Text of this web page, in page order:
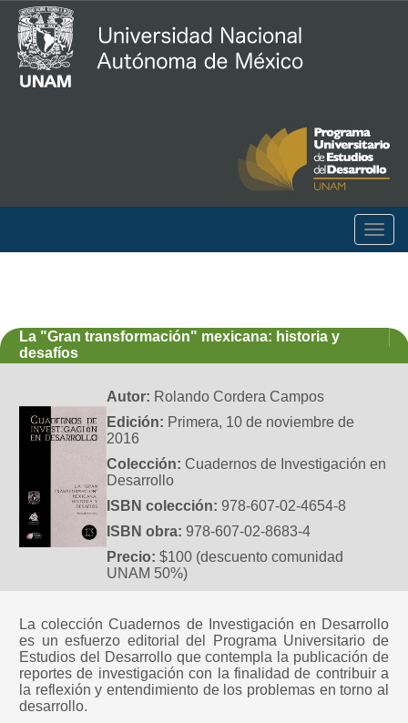
La "Gran transformación" mexicana: historia y
desafíos
Autor: Rolando Cordera Campos
Edición: Primera, 10 de noviembre de
2016
Colección: Cuadernos de Investigación en
Desarrollo
ISBN colección: 978-607-02-4654-8
ISBN obra: 978-607-02-8683-4
Precio: $100 (descuento comunidad
UNAM 50%)
La colección Cuadernos de Investigación en Desarrollo
es un esfuerzo editorial del Programa Universitario de
Estudios del Desarrollo que contempla la publicación de
reportes de investigación con la finalidad de contribuir a
la reflexión y entendimiento de los problemas en torno al
desarrollo.